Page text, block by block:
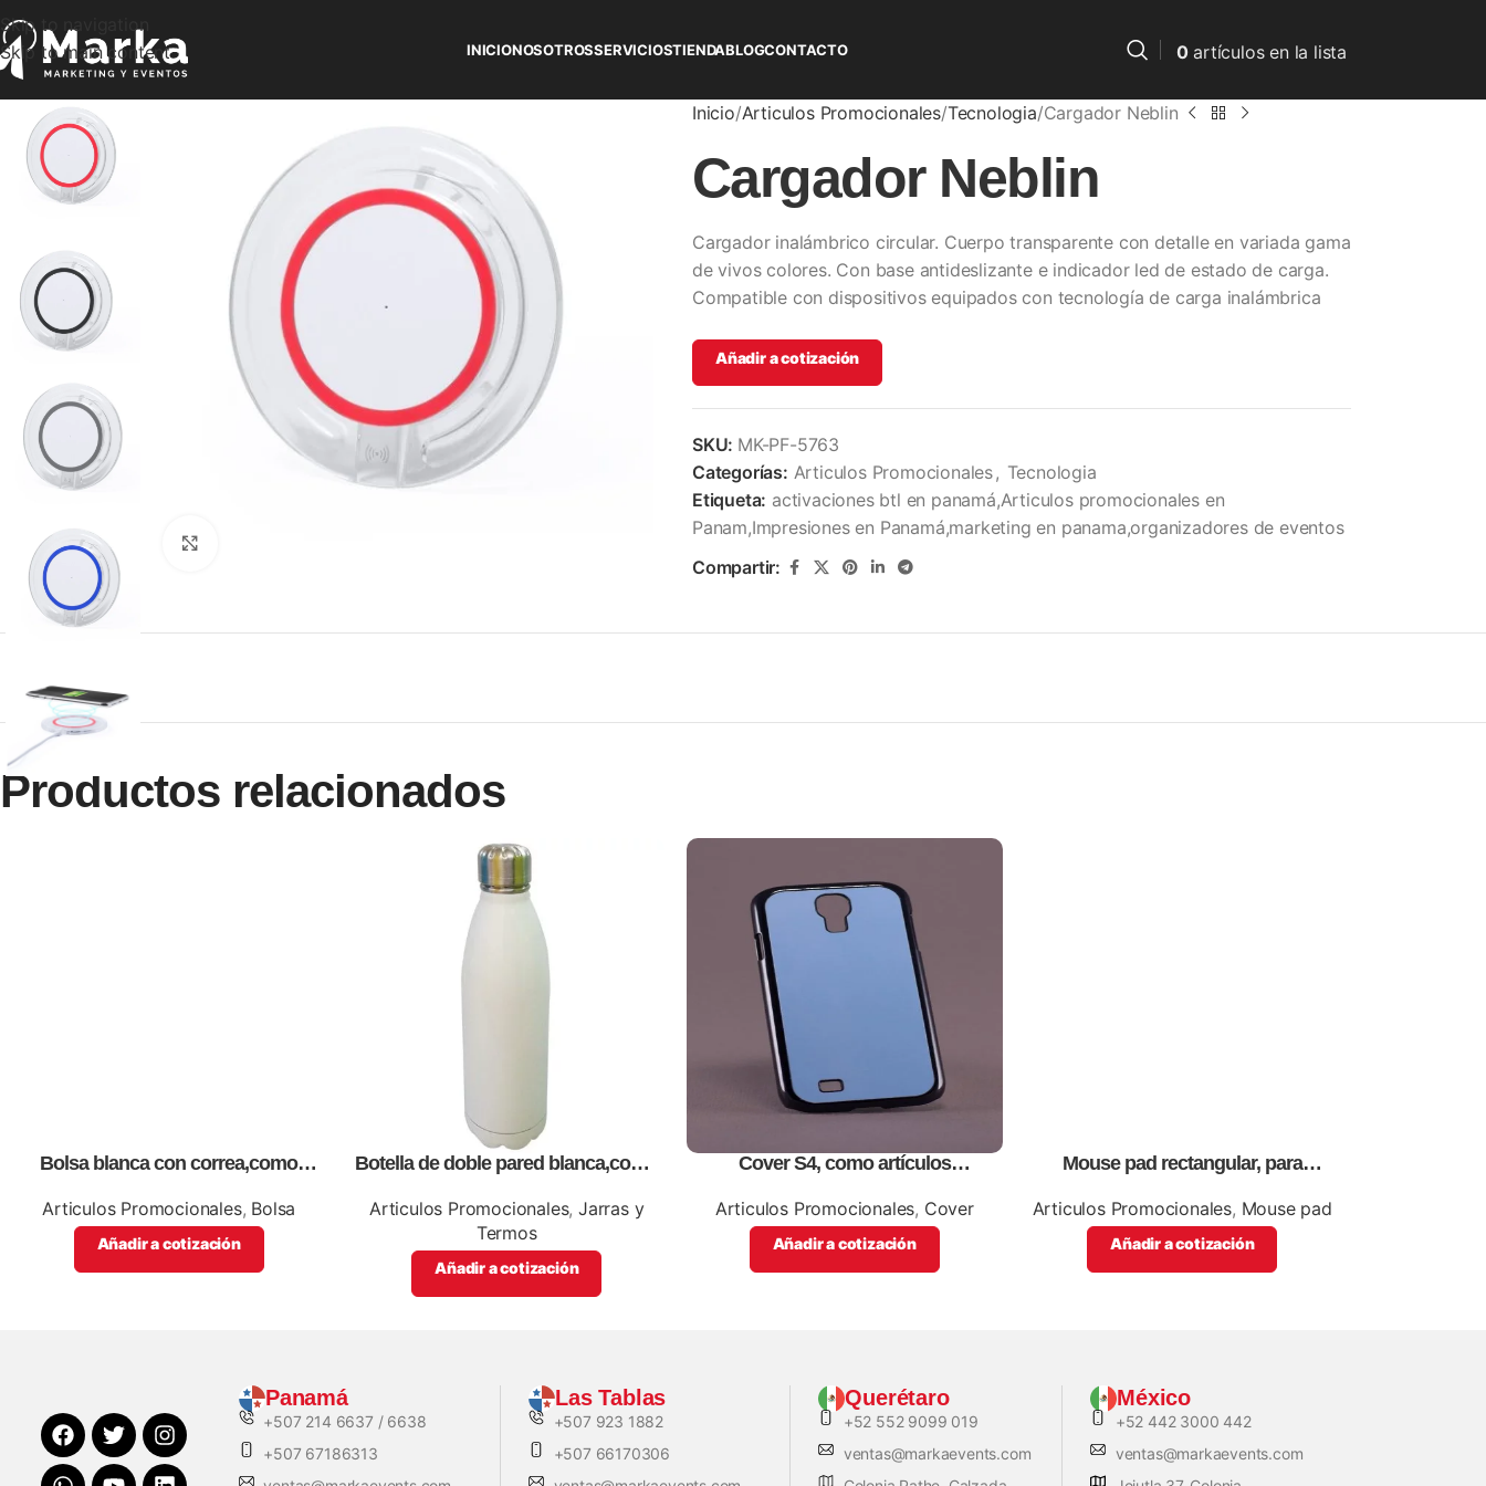
Skip to navigation
Skip to main content
INICIONOSOTROSSERVICIOSTIENDABLOGCONTACTO 0artículosen la lista
Inicio Articulos Promocionales Tecnologia Cargador Neblin
Cargador Neblin
Cargador inalámbrico circular. Cuerpo transparente con detalle en variada gama
de vivos colores. Con base antideslizante e indicador led de estado de carga.
Compatible con dispositivos equipados con tecnología de carga inalámbrica
Añadir a cotización
SKU: MK-PF-5763
Categorías: Articulos Promocionales, Tecnologia
Etiqueta: activaciones btl en panamá,Articulos promocionales en
Panam,Impresiones en Panamá,marketing en panama,organizadores de eventos
Compartir:
Productos relacionados
Bolsa blanca con correa,como
Articulos Promocionales, Bolsa
Añadir a cotización
Botella de doble pared blanca,como
Articulos Promocionales,Jarras y
Termos
Añadir a cotización
Cover S4, como artículos
Articulos Promocionales, Cover
Añadir a cotización
Mouse pad rectangular, para
Articulos Promocionales, Mouse pad
Añadir a cotización
Panamá
+507 214 6637 / 6638
+507 67186313
Las Tablas
+507 923 1882
+507 66170306
Querétaro
+52 552 9099 019
ventas@markaevents.com
México
+52 442 3000 442
ventas@markaevents.com